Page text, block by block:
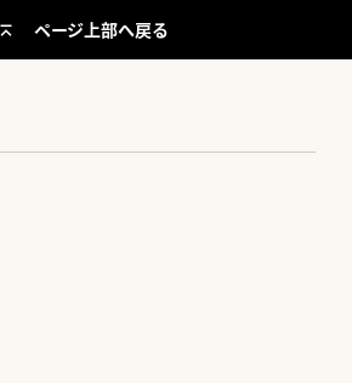
ページ上部へ戻る